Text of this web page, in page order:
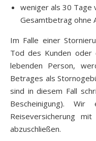
weniger als 30 Tage
Gesamtbetrag ohne
Im Falle einer
Tod des Kunden oder
lebenden Person,
Betrages als
sind in diesem Fall
Bescheinigung).
Reiseversicherung
abzuschließen.